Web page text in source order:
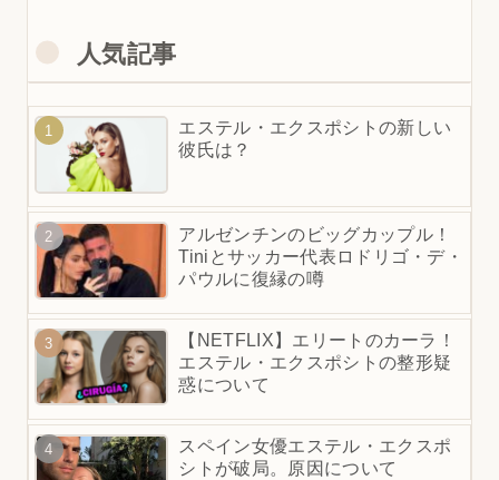
人気記事
エステル・エクスポシトの新しい
彼氏は？
アルゼンチンのビッグカップル！
Tiniとサッカー代表ロドリゴ・デ・
パウルに復縁の噂
【NETFLIX】エリートのカーラ！
エステル・エクスポシトの整形疑
惑について
スペイン女優エステル・エクスポ
シトが破局。原因について